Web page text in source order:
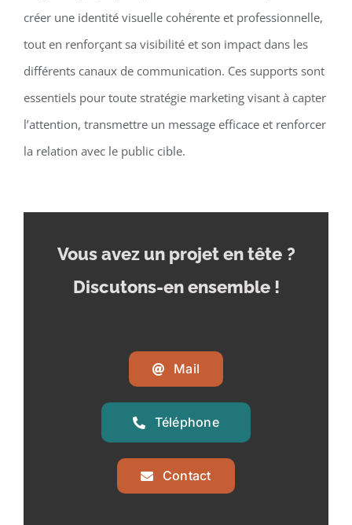
créer une identité visuelle cohérente et professionnelle,
tout en renforçant sa visibilité et son impact dans les
différents canaux de communication. Ces supports sont
essentiels pour toute stratégie marketing visant à capter
l’attention, transmettre un message efficace et renforcer
la relation avec le public cible.
Vous avez un projet en tête ?
Discutons-en ensemble !
Mail
Téléphone
Contact